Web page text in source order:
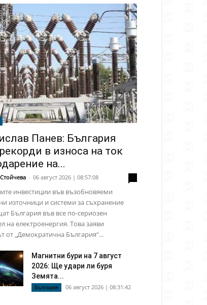
Панев: България
в износа на ток
на...
- 06 август 2026 | 08:57:08
инвестиции във възобновяеми
източници и системи за съхранение
България във все по-сериозен
на електроенергия. Това заяви
от „Демократична България“...
Магнитни бури на 7 август
2026: Ще удари ли буря
Земята...
България 06 август 2026 | 08:31:42